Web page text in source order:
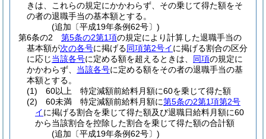
きは、これらの規定にかかわらず、その乗じて得た額をそ
の者の退職手当の基本額とする。
(追加〔平成19年条例62号〕)
第6条の2
第5条の2第1項の規定により計算した退職手当の
基本額が次の各号に掲げる同項第2号イに掲げる割合の区分
に応じ当該各号に定める額を超えるときは、 同項の規定に
かかわらず、 当該各号に定める額をその者の退職手当の基
本額とする。
(1)
60以上 特定減額前給料月額に60を乗じて得た額
(2)
60未満 特定減額前給料月額に第5条の2第1項第2号
イに掲げる割合を乗じて得た額及び退職日給料月額に60
から当該割合を控除した割合を乗じて得た額の合計額
(追加〔平成19年条例62号〕)